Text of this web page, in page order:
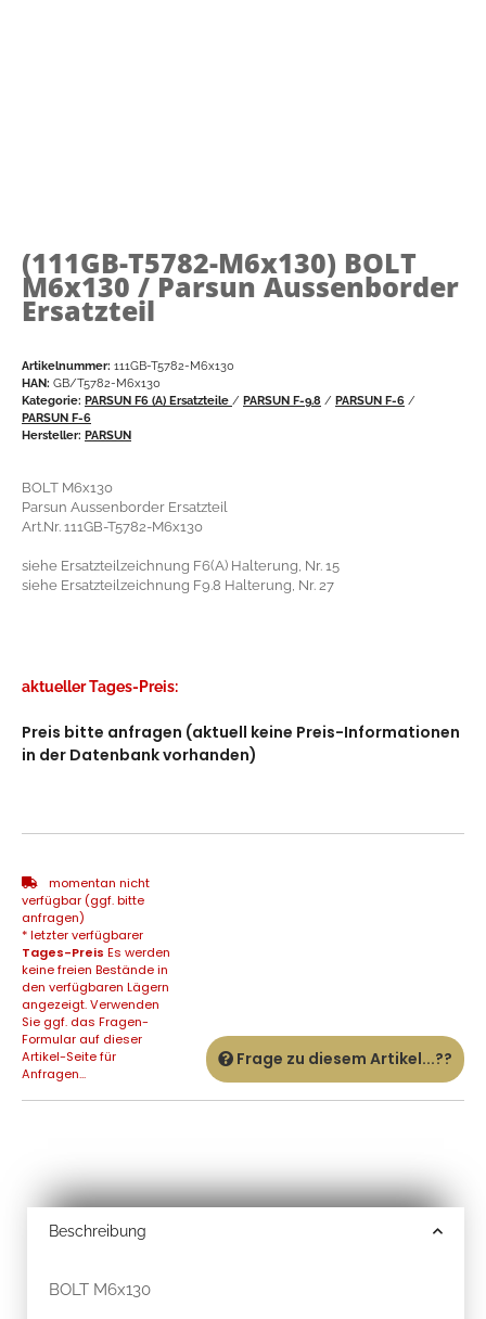
(111GB-T5782-M6x130) BOLT
M6x130 / Parsun Aussenborder
Ersatzteil
Artikelnummer: 111GB-T5782-M6x130
HAN: GB/T5782-M6x130
Kategorie: PARSUN F6 (A) Ersatzteile / PARSUN F-9.8 / PARSUN F-6 /
PARSUN F-6
Hersteller: PARSUN
BOLT M6x130
Parsun Aussenborder Ersatzteil
Art.Nr. 111GB-T5782-M6x130
siehe Ersatzteilzeichnung F6(A) Halterung, Nr. 15
siehe Ersatzteilzeichnung F9.8 Halterung, Nr. 27
aktueller Tages-Preis:
Preis bitte anfragen (aktuell keine Preis-Informationen
in der Datenbank vorhanden)
momentan nicht
verfügbar (ggf. bitte
anfragen)
* letzter verfügbarer
Tages-Preis Es werden
keine freien Bestände in
den verfügbaren Lägern
angezeigt. Verwenden
Sie ggf. das Fragen-
Formular auf dieser
Artikel-Seite für
Anfragen...
Frage zu diesem Artikel...??
Beschreibung
BOLT M6x130